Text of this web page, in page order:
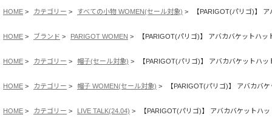
HOME カテゴリー すべての小物 WOMEN(セール対象) 【PARIGOT(パリゴ)】
HOME ブランド PARIGOT WOMEN 【PARIGOT(パリゴ)】 アバカバケットハッ
HOME カテゴリー 帽子(セール対象) 【PARIGOT(パリゴ)】 アバカバケットハッ
HOME カテゴリー 帽子 WOMEN(セール対象) 【PARIGOT(パリゴ)】 アバカバ
HOME カテゴリー LIVE TALK(24.04) 【PARIGOT(パリゴ)】 アバカバケットハッ